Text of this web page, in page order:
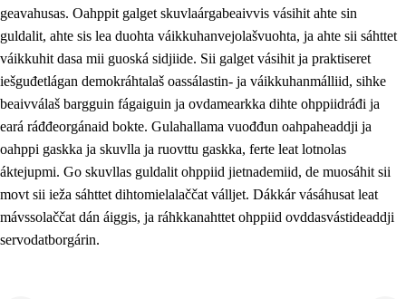
geavahusas. Oahppit galget skuvlaárgabeaivvis vásihit ahte sin
guldalit, ahte sis lea duohta váikkuhanvejolašvuohta, ja ahte sii sáhttet
váikkuhit dasa mii guoská sidjiide. Sii galget vásihit ja praktiseret
iešguđetlágan demokráhtalaš oassálastin- ja váikkuhanmálliid, sihke
beaivválaš bargguin fágaiguin ja ovdamearkka dihte ohppiidráđi ja
eará ráđđeorgánaid bokte. Gulahallama vuođđun oahpaheaddji ja
oahppi gaskka ja skuvlla ja ruovttu gaskka, ferte leat lotnolas
áktejupmi. Go skuvllas guldalit ohppiid jietnademiid, de muosáhit sii
movt sii ieža sáhttet dihtomielalaččat válljet. Dákkár vásáhusat leat
mávssolaččat dán áiggis, ja ráhkkanahttet ohppiid ovddasvástideaddji
servodatborgárin.